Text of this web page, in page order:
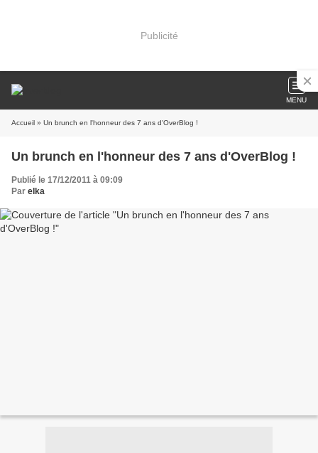
Publicité
MENU
Accueil » Un brunch en l'honneur des 7 ans d'OverBlog !
Un brunch en l'honneur des 7 ans d'OverBlog !
Publié le 17/12/2011 à 09:09
Par elka